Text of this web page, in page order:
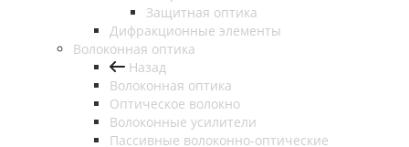
Защитная оптика
Дифракционные элементы
Волоконная оптика
Назад
Волоконная оптика
Оптическое волокно
Волоконные усилители
Пассивные волоконно-оптические